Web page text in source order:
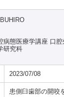
態医療学講座 口腔
研究科
2023/07/08
患側臼歯部の開咬